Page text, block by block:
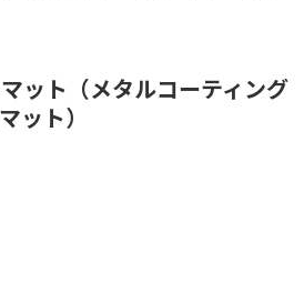
ット（メタルコーティング
ット）